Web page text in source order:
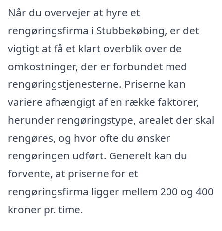
Når du overvejer at hyre et
rengøringsfirma i Stubbekøbing, er det
vigtigt at få et klart overblik over de
omkostninger, der er forbundet med
rengøringstjenesterne. Priserne kan
variere afhængigt af en række faktorer,
herunder rengøringstype, arealet der skal
rengøres, og hvor ofte du ønsker
rengøringen udført. Generelt kan du
forvente, at priserne for et
rengøringsfirma ligger mellem 200 og 400
kroner pr. time.